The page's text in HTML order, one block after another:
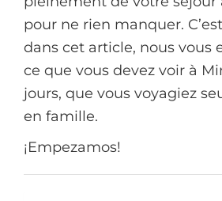
pour ne rien manquer.
dans cet article, nous vous
ce que vous devez voir à
jours, que vous voyagiez
en famille.
¡Empezamos!